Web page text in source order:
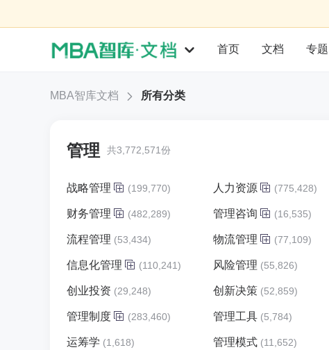
首页 文档 专题
MBA智库文档 所有分类
管理 共3,772,571份
战略管理 (199,770) 人力资源 (775,428)
财务管理 (482,289) 管理咨询 (16,535)
流程管理 (53,434) 物流管理 (77,109)
信息化管理 (110,241) 风险管理 (55,826)
创业投资 (29,248) 创新决策 (52,859)
管理制度 (283,460) 管理工具 (5,784)
运筹学 (1,618) 管理模式 (11,652)